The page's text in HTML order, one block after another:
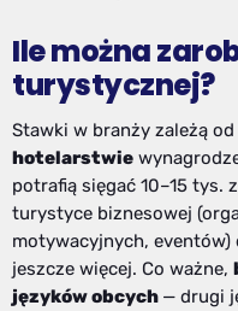
Ile można
turystycznej?
Stawki w branży zależą
hotelarstwie
potrafią sięgać 10–15 tys.
turystyce biznesowej
motywacyjnych,
jeszcze więcej. Co ważne,
języków obcych — drugi